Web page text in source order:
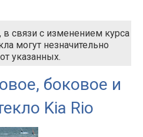
связи с изменением курса
могут незначительно
указанных.
боковое и
Kia Rio